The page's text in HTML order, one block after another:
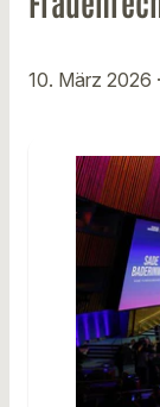
10. März 2026